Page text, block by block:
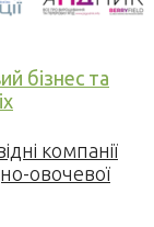
бізнес та
компанії
овочевої